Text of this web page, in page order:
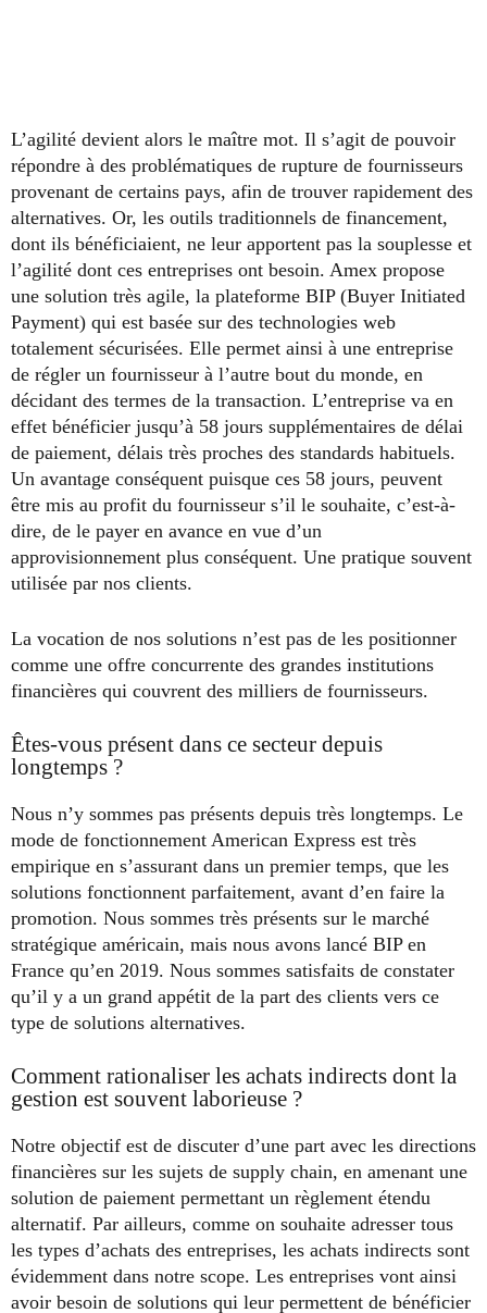
L’agilité devient alors le maître mot. Il s’agit de pouvoir
répondre à des problématiques de rupture de fournisseurs
provenant de certains pays, afin de trouver rapidement des
alternatives. Or, les outils traditionnels de financement,
dont ils bénéficiaient, ne leur apportent pas la souplesse et
l’agilité dont ces entreprises ont besoin. Amex propose
une solution très agile, la plateforme BIP (Buyer Initiated
Payment) qui est basée sur des technologies web
totalement sécurisées. Elle permet ainsi à une entreprise
de régler un fournisseur à l’autre bout du monde, en
décidant des termes de la transaction. L’entreprise va en
effet bénéficier jusqu’à 58 jours supplémentaires de délai
de paiement, délais très proches des standards habituels.
Un avantage conséquent puisque ces 58 jours, peuvent
être mis au profit du fournisseur s’il le souhaite, c’est-à-
dire, de le payer en avance en vue d’un
approvisionnement plus conséquent. Une pratique souvent
utilisée par nos clients.
La vocation de nos solutions n’est pas de les positionner
comme une offre concurrente des grandes institutions
financières qui couvrent des milliers de fournisseurs.
Êtes-vous présent dans ce secteur depuis
longtemps ?
Nous n’y sommes pas présents depuis très longtemps. Le
mode de fonctionnement American Express est très
empirique en s’assurant dans un premier temps, que les
solutions fonctionnent parfaitement, avant d’en faire la
promotion. Nous sommes très présents sur le marché
stratégique américain, mais nous avons lancé BIP en
France qu’en 2019. Nous sommes satisfaits de constater
qu’il y a un grand appétit de la part des clients vers ce
type de solutions alternatives.
Comment rationaliser les achats indirects dont la
gestion est souvent laborieuse ?
Notre objectif est de discuter d’une part avec les directions
financières sur les sujets de supply chain, en amenant une
solution de paiement permettant un règlement étendu
alternatif. Par ailleurs, comme on souhaite adresser tous
les types d’achats des entreprises, les achats indirects sont
évidemment dans notre scope. Les entreprises vont ainsi
avoir besoin de solutions qui leur permettent de bénéficier